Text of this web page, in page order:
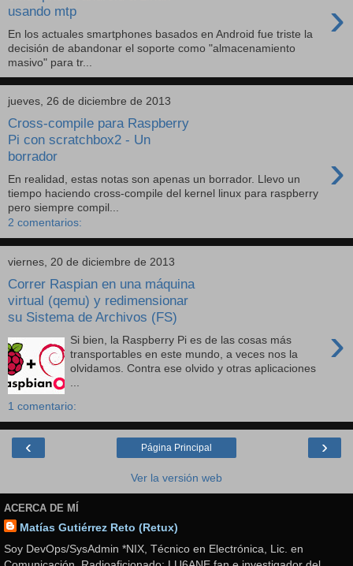
usando mtp
›
En los actuales smartphones basados en Android fue triste la
decisión de abandonar el soporte como "almacenamiento
masivo" para tr...
jueves, 26 de diciembre de 2013
Cross-compile para Raspberry
Pi con scratchbox2 - Un
borrador
›
En realidad, estas notas son apenas un borrador. Llevo un
tiempo haciendo cross-compile del kernel linux para raspberry
pero siempre compil...
2 comentarios:
viernes, 20 de diciembre de 2013
Correr Raspian en una máquina
virtual (qemu) y redimensionar
su Sistema de Archivos (FS)
›
Si bien, la Raspberry Pi es de las cosas más
transportables en este mundo, a veces nos la
olvidamos. Contra ese olvido y otras aplicaciones
1 comentario:
‹ ›
Página Principal
Ver la versión web
ACERCA DE MÍ
Matías Gutiérrez Reto (Retux)
Soy DevOps/SysAdmin *NIX, Técnico en Electrónica, Lic. en